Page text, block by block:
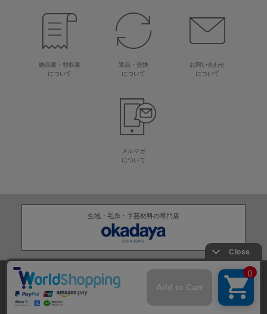
納品書・領収書
について
返品・交換
について
お問い合わせ
について
メルマガ
について
生地・毛糸・手芸材料の専門店
株式会社オカダヤ
特定商取引法に基づく表記 プライバシーポリシー サイトマップ